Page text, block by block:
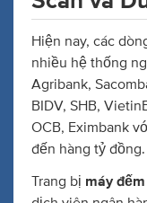
Hiện nay, các
nhiều hệ thống
Agribank,
BIDV, SHB,
OCB, Eximbank
đến hàng tỷ đồng.
Trang bị máy